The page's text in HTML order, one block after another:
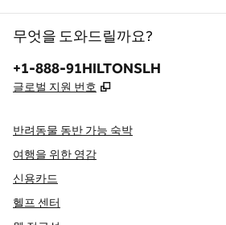
무엇을 도와드릴까요?
전화:
+1-888-91HILTONSLH
글로벌 지원 번호 ,
반려동물 동반 가능 숙박
여행을 위한 영감
신용카드
헬프 센터